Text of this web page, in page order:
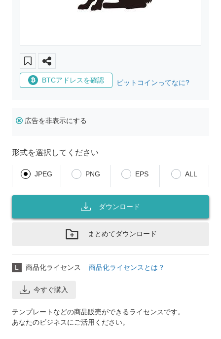
BTCアドレスを確認 ビットコインってなに?
広告を非表示にする
形式を選択してください
JPEG PNG EPS ALL
ダウンロード
まとめてダウンロード
L 商品化ライセンス 商品化ライセンスとは？
今すぐ購入
テンプレートなどの商品販売ができるライセンスです。
あなたのビジネスにご活用ください。